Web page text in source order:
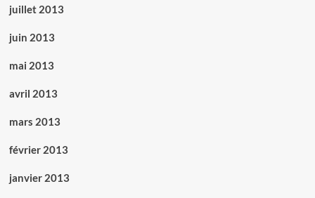
juillet 2013
juin 2013
mai 2013
avril 2013
mars 2013
février 2013
janvier 2013